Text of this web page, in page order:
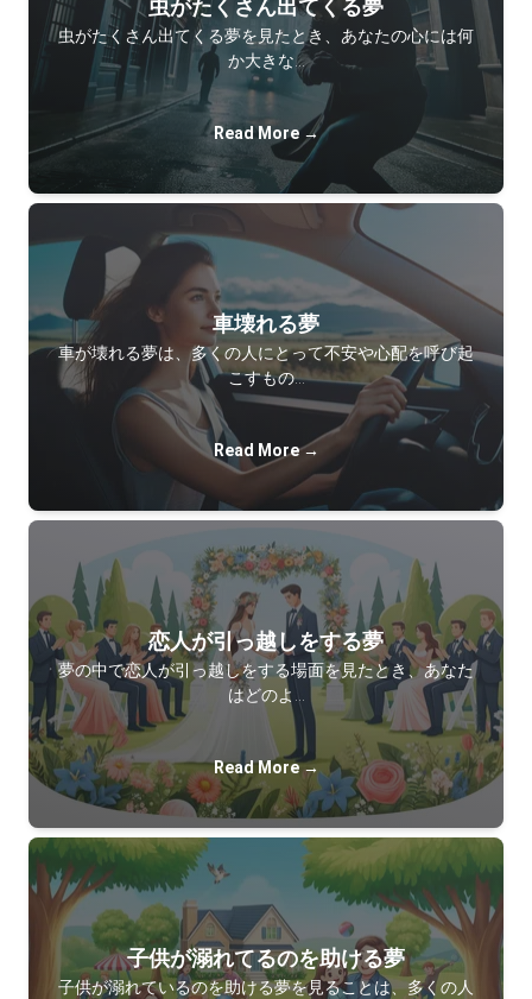
虫がたくさん出てくる夢
虫がたくさん出てくる夢を見たとき、あなたの心には何
か大きな…
Read More →
車壊れる夢
車が壊れる夢は、多くの人にとって不安や心配を呼び起
こすもの…
Read More →
恋人が引っ越しをする夢
夢の中で恋人が引っ越しをする場面を見たとき、あなた
はどのよ…
Read More →
子供が溺れてるのを助ける夢
子供が溺れているのを助ける夢を見ることは、多くの人